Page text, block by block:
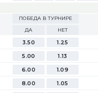
ПОБЕДА В ТУРНИРЕ
ДА
НЕТ
3.50
1.25
5.00
1.13
6.00
1.09
8.00
1.05